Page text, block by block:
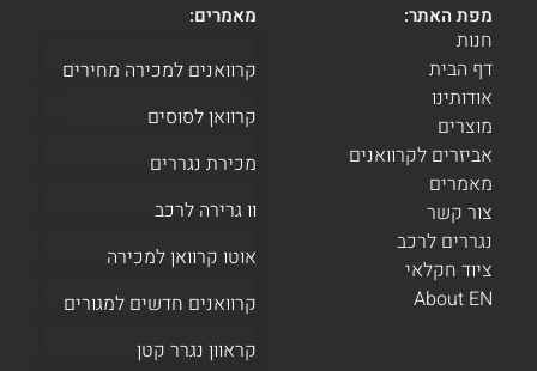
מפת האתר:
חנות
דף הבית
אודותינו
מוצרים
אביזרים לקרוואנים
מאמרים
צור קשר
נגררים לרכב
ציוד חקלאי
About EN
מאמרים:
קרוואנים למכירה מחירים
קרוואן לסוסים
מכירת נגררים
וו גרירה לרכב
אוטו קרוואן למכירה
קרוואנים חדשים למגורים
קראוון נגרר קטן